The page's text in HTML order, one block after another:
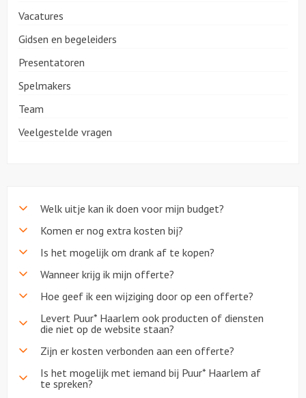
Vacatures
Gidsen en begeleiders
Presentatoren
Spelmakers
Team
Veelgestelde vragen
Welk uitje kan ik doen voor mijn budget?
Komen er nog extra kosten bij?
Is het mogelijk om drank af te kopen?
Wanneer krijg ik mijn offerte?
Hoe geef ik een wijziging door op een offerte?
Levert Puur* Haarlem ook producten of diensten
die niet op de website staan?
Zijn er kosten verbonden aan een offerte?
Is het mogelijk met iemand bij Puur* Haarlem af
te spreken?